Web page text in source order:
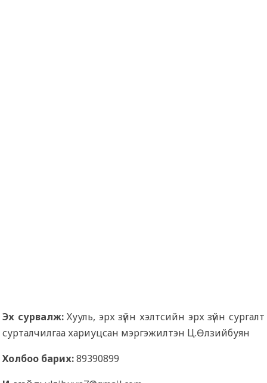
Эх сурвалж:Хууль, эрх зүйн хэлтсийн эрх зүйн сургалт
сурталчилгаа хариуцсан мэргэжилтэн Ц.Өлзийбуян
Холбоо барих:89390899